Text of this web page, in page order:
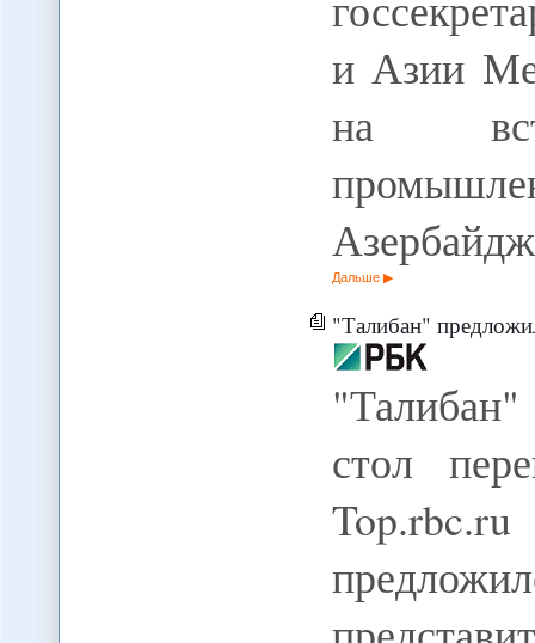
и Азии
на
Дальше
"Талибан"
стол